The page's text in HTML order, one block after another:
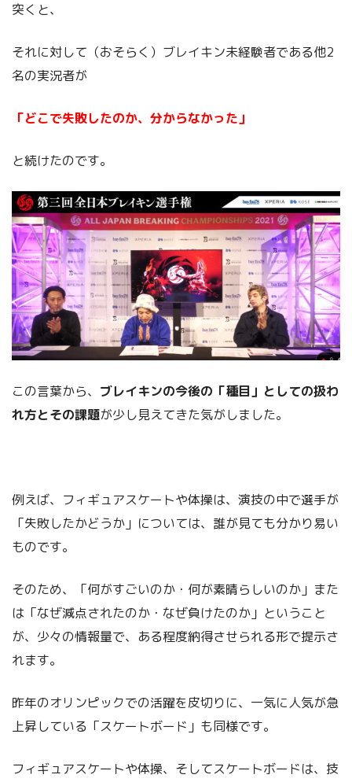
突くと、
それに対して（おそらく）ブレイキン未経験者である他2
名の実況者が
「どこで失敗したのか、分からなかった」
と続けたのです。
この言葉から、 ブレイキンの今後の「種目」としての扱わ
れ方とその課題が少し見えてきた気がしました。
例えば、フィギュアスケートや体操は、演技の中で選手が
「失敗したかどうか」については、誰が見ても分かり易い
ものです。
そのため、「何がすごいのか・何が素晴らしいのか」また
は「なぜ減点されたのか・なぜ負けたのか」ということ
が、少々の情報量で、ある程度納得させられる形で提示さ
れます。
昨年のオリンピックでの活躍を皮切りに、一気に人気が急
上昇している「スケートボード」も同様です。
フィギュアスケートや体操、そしてスケートボードは、技